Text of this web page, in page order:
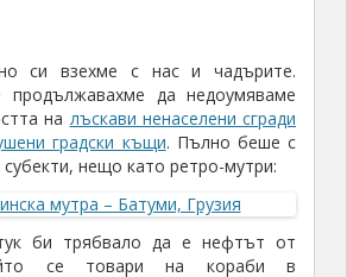
си взехме с нас и чадърите.
продължавахме да недоумяваме
на лъскави ненаселени сгради
градски къщи. Пълно беше с
субекти, нещо като ретро-мутри:
би трябвало да е нефтът от
се товари на кораби в